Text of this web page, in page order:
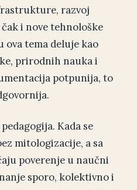
razvoj
i nove tehnološke
ova tema deluje kao
prirodnih nauka i
potpunija, to
Kada se
mitologizacije, a sa
poverenje u naučni
sporo, kolektivno i